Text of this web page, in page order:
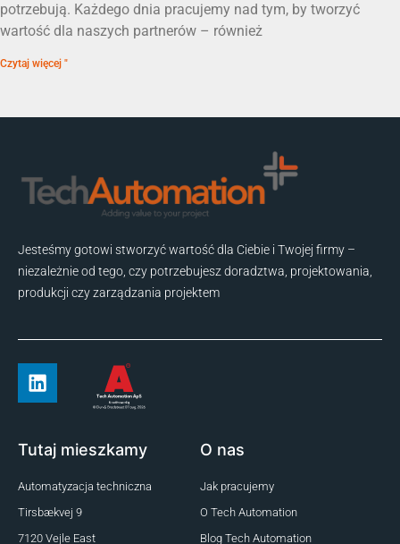
potrzebują. Każdego dnia pracujemy nad tym, by tworzyć
wartość dla naszych partnerów – również
Czytaj więcej "
Jesteśmy gotowi stworzyć wartość dla Ciebie i Twojej firmy –
niezależnie od tego, czy potrzebujesz doradztwa, projektowania,
produkcji czy zarządzania projektem
Tutaj mieszkamy
Automatyzacja techniczna
Tirsbækvej 9
7120 Vejle East
O nas
Jak pracujemy
O Tech Automation
Blog Tech Automation